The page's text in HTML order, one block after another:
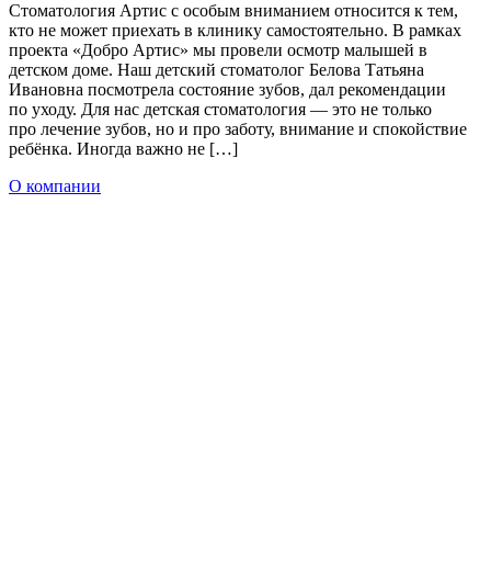
Стоматология Артис с особым вниманием относится к тем,
кто не может приехать в клинику самостоятельно. В рамках
проекта «Добро Артис» мы провели осмотр малышей в
детском доме. Наш детский стоматолог Белова Татьяна
Ивановна посмотрела состояние зубов, дал рекомендации
по уходу. Для нас детская стоматология — это не только
про лечение зубов, но и про заботу, внимание и спокойствие
ребёнка. Иногда важно не […]
О компании